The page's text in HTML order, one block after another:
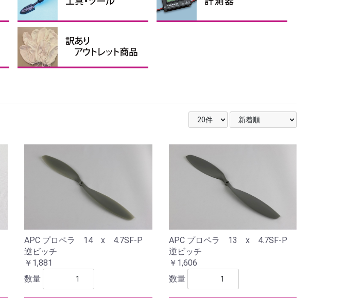
APC プロペラ 14 x 4.7SF-P
逆ビッチ
￥1,881
数量
APC プロペラ 13 x 4.7SF-P
逆ビッチ
￥1,606
数量